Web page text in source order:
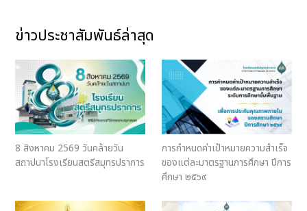
ข่าวประชาสัมพันธ์ล่าสุด
8 สิงหาคม 2569 วันคล้ายวัน
สถาปนาโรงเรียนสตรีสมุทรปราการ
การกําหนดค่าเป้าหมายความสําเร็จ
ของแต่ละมาตรฐานการศึกษา ปีการ
ศึกษา ๒๕๖๙